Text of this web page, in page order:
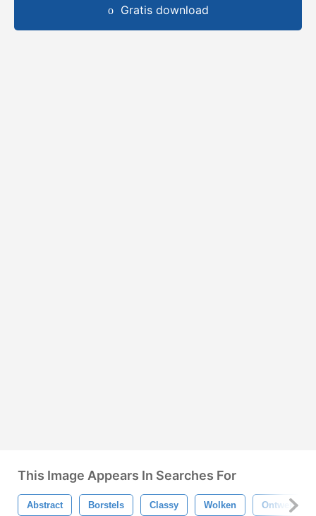
Gratis download
This Image Appears In Searches For
Abstract Borstels Classy Wolken Ontwerp